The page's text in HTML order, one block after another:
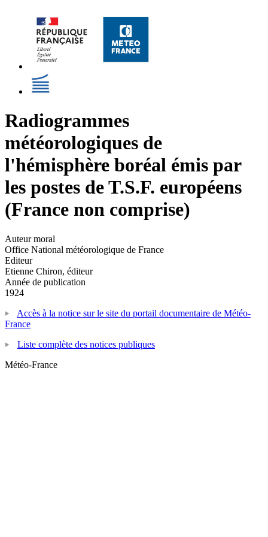
Radiogrammes
météorologiques de
l'hémisphère boréal émis par
les postes de T.S.F. européens
(France non comprise)
Auteur moral
Office National météorologique de France
Editeur
Etienne Chiron, éditeur
Année de publication
1924
Accès à la notice sur le site du portail documentaire de Météo-
France
Liste complète des notices publiques
Météo-France